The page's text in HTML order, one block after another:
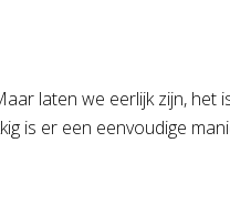
laten we eerlijk zijn, het
is er een eenvoudige